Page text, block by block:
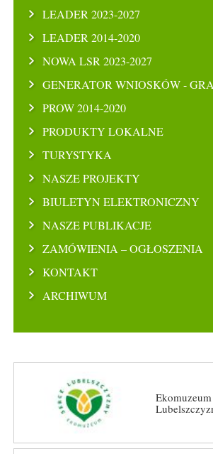
LEADER 2023-2027
LEADER 2014-2020
NOWA LSR 2023-2027
GENERATOR WNIOSKÓW -
PROW 2014-2020
PRODUKTY LOKALNE
TURYSTYKA
NASZE PROJEKTY
BIULETYN ELEKTRONICZNY
NASZE PUBLIKACJE
ZAMÓWIENIA – OGŁOSZENIA
KONTAKT
ARCHIWUM
Ekomuzeum